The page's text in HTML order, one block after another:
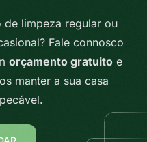
de limpeza regular ou
Fale connosco
orçamento gratuitoe
manter a sua casa